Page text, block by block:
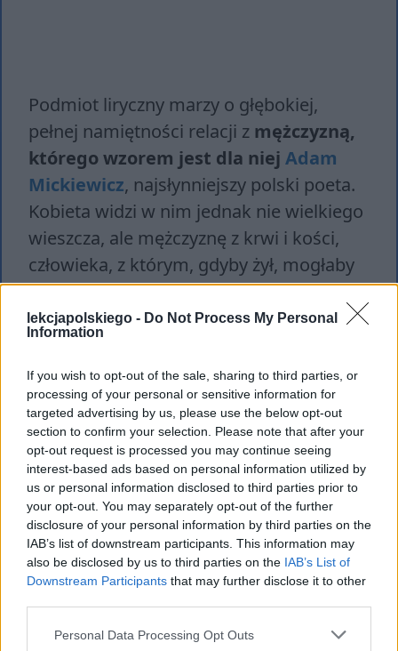
lekcjapolskiego - Do Not Process My Personal
Information
If you wish to opt-out of the sale, sharing to third parties, or
processing of your personal or sensitive information for
targeted advertising by us, please use the below opt-out
section to confirm your selection. Please note that after your
opt-out request is processed you may continue seeing
interest-based ads based on personal information utilized by
us or personal information disclosed to third parties prior to
your opt-out. You may separately opt-out of the further
disclosure of your personal information by third parties on the
IAB’s list of downstream participants. This information may
also be disclosed by us to third parties on the IAB’s List of
Downstream Participants that may further disclose it to other
Personal Data Processing Opt Outs
Podmiot liryczny marzy o głębokiej,
pełnej namiętności relacji z mężczyzną,
którego wzorem jest dla niej Adam
Mickiewicz, najsłynniejszy polski poeta.
Kobieta widzi w nim jednak nie wielkiego
wieszcza, ale mężczyznę z krwi i kości,
człowieka, z którym, gdyby żył, mogłaby
wejść w relację partnerską, a nie tylko
zawodową. Wspomina, że wolałaby, aby
chciał ją całować, a nie jej słuchać.
Bardziej pragnie bliskości niż uznania
jako poetki.Sfera fizyczności,
seksualności jest dla niej ważniejsza
od kariery. Myśl tę rozwija również w
dalszych strofach, w których w
humorystyczny sposób opisuje
pragnienie relacji z płcią przeciwną. Jest
ona dla niej tak ważna, że kobieta
stwierdza nawet, że „nie warto iść do
nieba”, „Jeśli Serafinowie, Potęgi i Trony /
nie patrzą na kobietę męskimi oczyma ”.